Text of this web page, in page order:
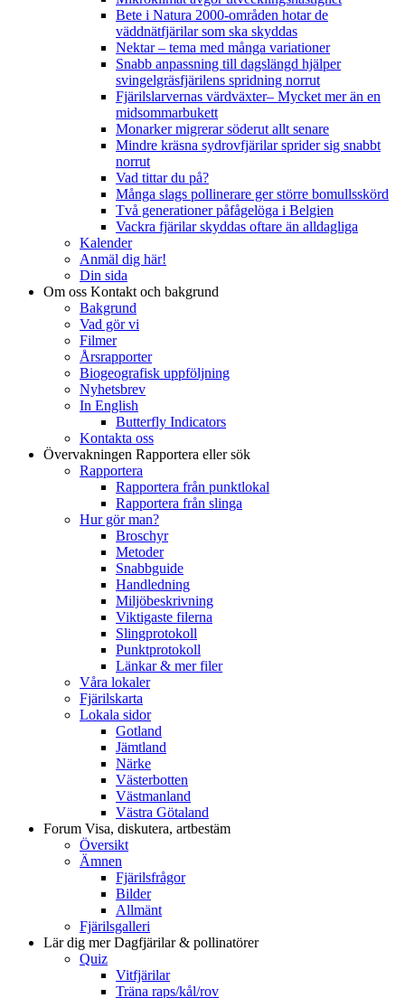
Bete i Natura 2000-områden hotar de
väddnätfjärilar som ska skyddas
Nektar – tema med många variationer
Snabb anpassning till dagslängd hjälper
svingelgräsfjärilens spridning norrut
Fjärilslarvernas värdväxter– Mycket mer än en
midsommarbukett
Monarker migrerar söderut allt senare
Mindre kräsna sydrovfjärilar sprider sig snabbt
norrut
Vad tittar du på?
Många slags pollinerare ger större bomullsskörd
Två generationer påfågelöga i Belgien
Vackra fjärilar skyddas oftare än alldagliga
Kalender
Anmäl dig här!
Din sida
Om oss Kontakt och bakgrund
Bakgrund
Vad gör vi
Filmer
Årsrapporter
Biogeografisk uppföljning
Nyhetsbrev
In English
Butterfly Indicators
Kontakta oss
Övervakningen Rapportera eller sök
Rapportera
Rapportera från punktlokal
Rapportera från slinga
Hur gör man?
Broschyr
Metoder
Snabbguide
Handledning
Miljöbeskrivning
Viktigaste filerna
Slingprotokoll
Punktprotokoll
Länkar & mer filer
Våra lokaler
Fjärilskarta
Lokala sidor
Gotland
Jämtland
Närke
Västerbotten
Västmanland
Västra Götaland
Forum Visa, diskutera, artbestäm
Översikt
Ämnen
Fjärilsfrågor
Bilder
Allmänt
Fjärilsgalleri
Lär dig merDagfjärilar & pollinatörer
Quiz
Vitfjärilar
Träna raps/kål/rov